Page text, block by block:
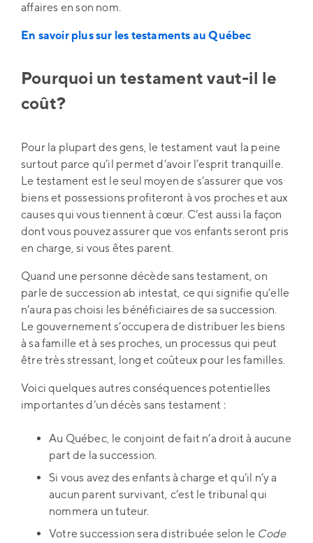
affaires en son nom.
En savoir plus sur les testaments au Québec
Pourquoi un testament vaut-il le
coût?
Pour la plupart des gens, le testament vaut la peine
surtout parce qu’il permet d’avoir l’esprit tranquille.
Le testament est le seul moyen de s’assurer que vos
biens et possessions profiteront à vos proches et aux
causes qui vous tiennent à cœur. C’est aussi la façon
dont vous pouvez assurer que vos enfants seront pris
en charge, si vous êtes parent.
Quand une personne décède sans testament, on
parle de succession ab intestat, ce qui signifie qu’elle
n’aura pas choisi les bénéficiaires de sa succession.
Le gouvernement s’occupera de distribuer les biens
à sa famille et à ses proches, un processus qui peut
être très stressant, long et coûteux pour les familles.
Voici quelques autres conséquences potentielles
importantes d’un décès sans testament :
Au Québec, le conjoint de fait n’a droit à aucune
part de la succession.
Si vous avez des enfants à charge et qu’il n’y a
aucun parent survivant, c’est le tribunal qui
nommera un tuteur.
Votre succession sera distribuée selon le Code